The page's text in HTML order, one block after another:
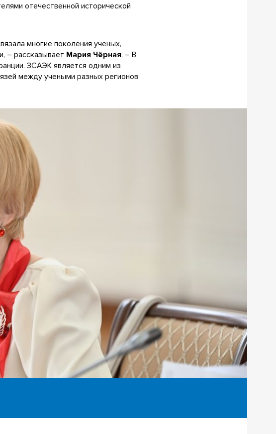
отечественной исторической
многие поколения ученых,
– рассказывает Мария Чёрная. – В
ЗСАЭК является одним из
между учеными разных регионов